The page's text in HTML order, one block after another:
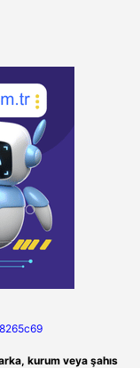
kurum veya şahıs